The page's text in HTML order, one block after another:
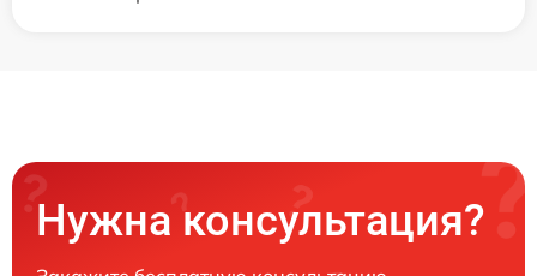
Нужна консультация?